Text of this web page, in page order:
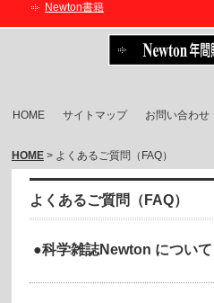
Newton書籍
HOME サイトマップ お問い合わせ
HOME> よくあるご質問（FAQ）
よくあるご質問（FAQ）
●科学雑誌Newton について